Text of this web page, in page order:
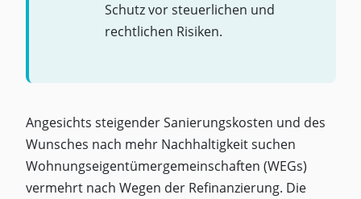
Schutz vor steuerlichen und
rechtlichen Risiken.
Angesichts steigender Sanierungskosten und des
Wunsches nach mehr Nachhaltigkeit suchen
Wohnungseigentümergemeinschaften (WEGs)
vermehrt nach Wegen der Refinanzierung. Die